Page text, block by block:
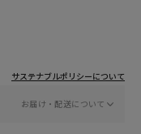
サステナブルポリシーについて
お届け・配送について